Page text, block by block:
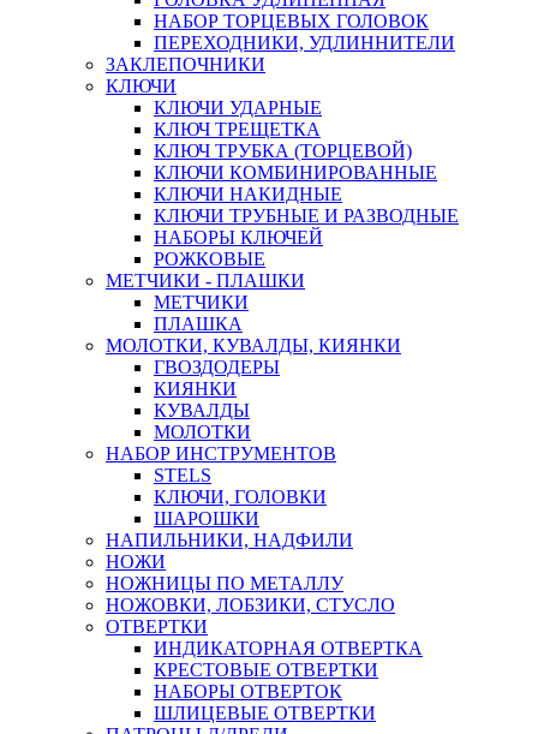
НАБОР ТОРЦЕВЫХ ГОЛОВОК
ПЕРЕХОДНИКИ, УДЛИННИТЕЛИ
ЗАКЛЕПОЧНИКИ
КЛЮЧИ
КЛЮЧИ УДАРНЫЕ
КЛЮЧ ТРЕЩЕТКА
КЛЮЧ ТРУБКА (ТОРЦЕВОЙ)
КЛЮЧИ КОМБИНИРОВАННЫЕ
КЛЮЧИ НАКИДНЫЕ
КЛЮЧИ ТРУБНЫЕ И РАЗВОДНЫЕ
НАБОРЫ КЛЮЧЕЙ
РОЖКОВЫЕ
МЕТЧИКИ - ПЛАШКИ
МЕТЧИКИ
ПЛАШКА
МОЛОТКИ, КУВАЛДЫ, КИЯНКИ
ГВОЗДОДЕРЫ
КИЯНКИ
КУВАЛДЫ
МОЛОТКИ
НАБОР ИНСТРУМЕНТОВ
STELS
КЛЮЧИ, ГОЛОВКИ
ШАРОШКИ
НАПИЛЬНИКИ, НАДФИЛИ
НОЖИ
НОЖНИЦЫ ПО МЕТАЛЛУ
НОЖОВКИ, ЛОБЗИКИ, СТУСЛО
ОТВЕРТКИ
ИНДИКАТОРНАЯ ОТВЕРТКА
КРЕСТОВЫЕ ОТВЕРТКИ
НАБОРЫ ОТВЕРТОК
ШЛИЦЕВЫЕ ОТВЕРТКИ